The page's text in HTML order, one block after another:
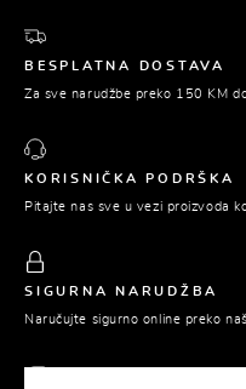
BESPLATNA DOSTAVA
Za sve narudžbe preko 150 KM
KORISNIČKA PODRŠKA
Pitajte nas sve u vezi proizvoda
SIGURNA NARUDŽBA
Naručujte sigurno online preko